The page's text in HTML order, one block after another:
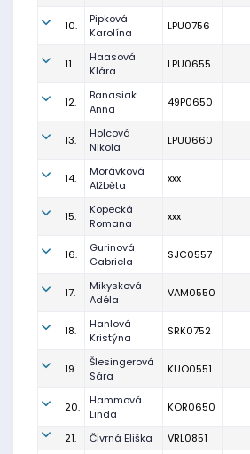
10.
Pipková
Karolína
LPU0756
11.
Haasová
Klára
LPU0655
12.
Banasiak
Anna
49P0650
13.
Holcová
Nikola
LPU0660
14.
Morávková
Alžběta
xxx
15.
Kopecká
Romana
xxx
16.
Gurinová
Gabriela
SJC0557
17.
Mikysková
Adéla
VAM0550
18.
Hanlová
Kristýna
SRK0752
19.
Šlesingerová
Sára
KUO0551
20.
Hammová
Linda
KOR0650
21. Čivrná Eliška VRL0851